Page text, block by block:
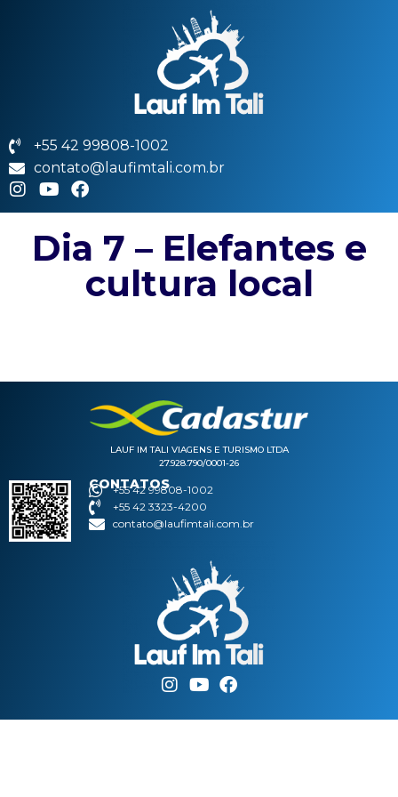
+55 42 99808-1002
contato@laufimtali.com.br
Dia 7 – Elefantes e
cultura local
LAUF IM TALI VIAGENS E TURISMO LTDA
27.928.790/0001-26
CONTATOS
+55 42 99808-1002
+55 42 3323-4200
contato@laufimtali.com.br